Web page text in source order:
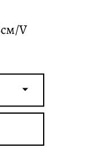
V